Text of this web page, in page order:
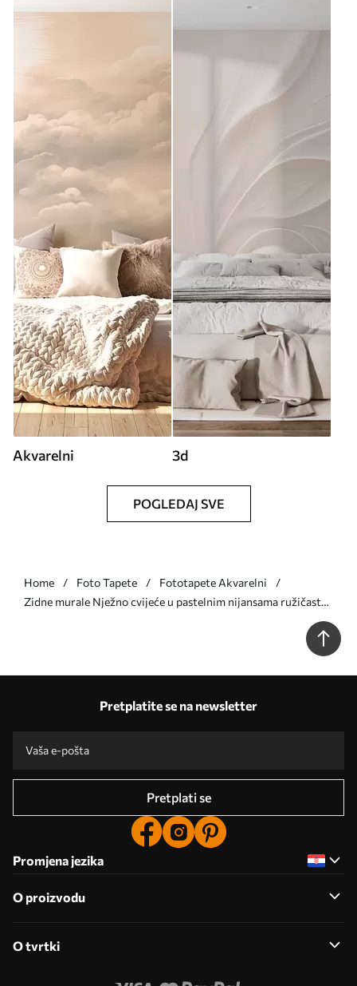
Akvarelni 3d
POGLEDAJ SVE
Home Foto Tapete
Fototapete Akvarelni
Zidne murale Nježno cvijeće u pastelnim nijansama ružičaste,
plave i žute sa zelenim lišćem, svijetla pozadina br. w09898
Pretplatite se na newsletter
Pretplati se
Promjena jezika
O proizvodu
O tvrtki